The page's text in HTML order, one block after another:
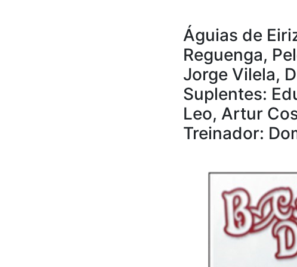
Águias de
Reguenga,
Jorge Vilela,
Suplentes:
Leo, Artur
Treinador: